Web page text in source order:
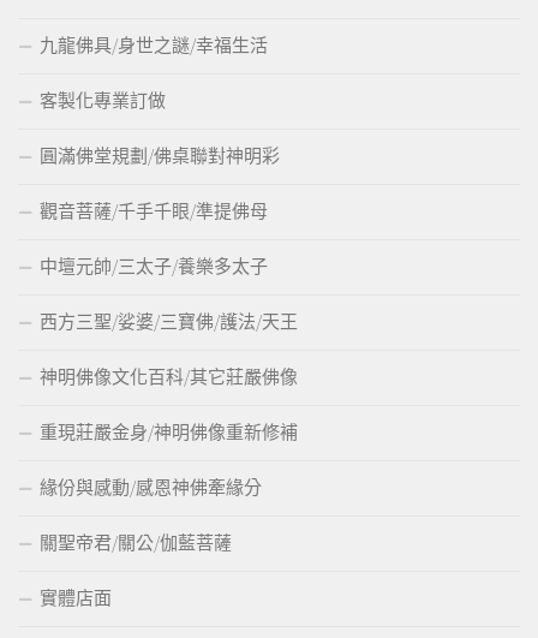
九龍佛具/身世之謎/幸福生活
客製化專業訂做
圓滿佛堂規劃/佛桌聯對神明彩
觀音菩薩/千手千眼/準提佛母
中壇元帥/三太子/養樂多太子
西方三聖/娑婆/三寶佛/護法/天王
神明佛像文化百科/其它莊嚴佛像
重現莊嚴金身/神明佛像重新修補
緣份與感動/感恩神佛牽緣分
關聖帝君/關公/伽藍菩薩
實體店面